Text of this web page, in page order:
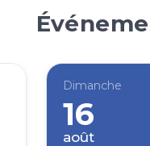
Dimanche
16
août